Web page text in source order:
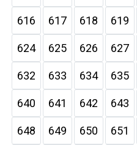
616 617 618 619
624 625 626 627
632 633 634 635
640 641 642 643
648 649 650 651